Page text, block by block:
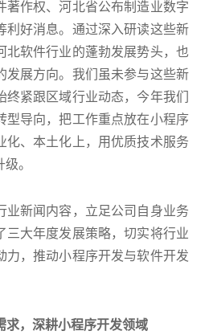
著作权、河北省公布制造业数字
利好消息。通过深入研读这些新
北软件行业的蓬勃发展势头，也
发展方向。我们虽未参与这些新
紧跟区域行业动态，今年我们
型导向，把工作重点放在小程序
化、本土化上，用优质技术服务
。
新闻内容，立足公司自身业务
三大年度发展策略，切实将行业
力，推动小程序开发与软件开发
，深耕小程序开发领域